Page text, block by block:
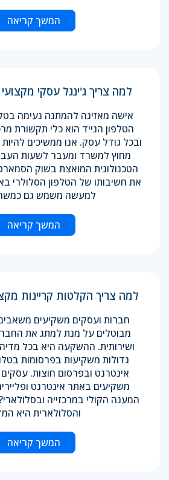
המשך קריאה
למה צריך ג'ינגל עסקי מקצועי
אישה מאזינה להמתנה נעימה
הטלפון הנייד הוא כלי תקשורת
ובכל גודל עסק. אנו ממשיכים להיות
מחוץ למשרד ומעבר לשעות
הטכנולוגית המואצת בשוק
את חשיבותו של הטלפון הסלולרי
למעשה משמש גם
המשך קריאה
למה צריך הקלטות קריינות
חברות ועסקים משקיעים
מבוטלים על מנת למתג את
ושירותית. ההשקעה היא בכל
גדולות משקיעות בפרסומות
אינטרנט ובפרסום חוצות. עסקים
משקיעים באתר אינטרנט
המענה הקולי במרכזייה
והסלולארית היא
המשך קריאה